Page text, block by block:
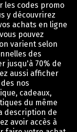
les codes promo
y découvrirez
achats en ligne
pouvez
varient selon
des
jusqu'à 70% de
aussi afficher
nos
cadeaux,
du même
description de
avoir accès à